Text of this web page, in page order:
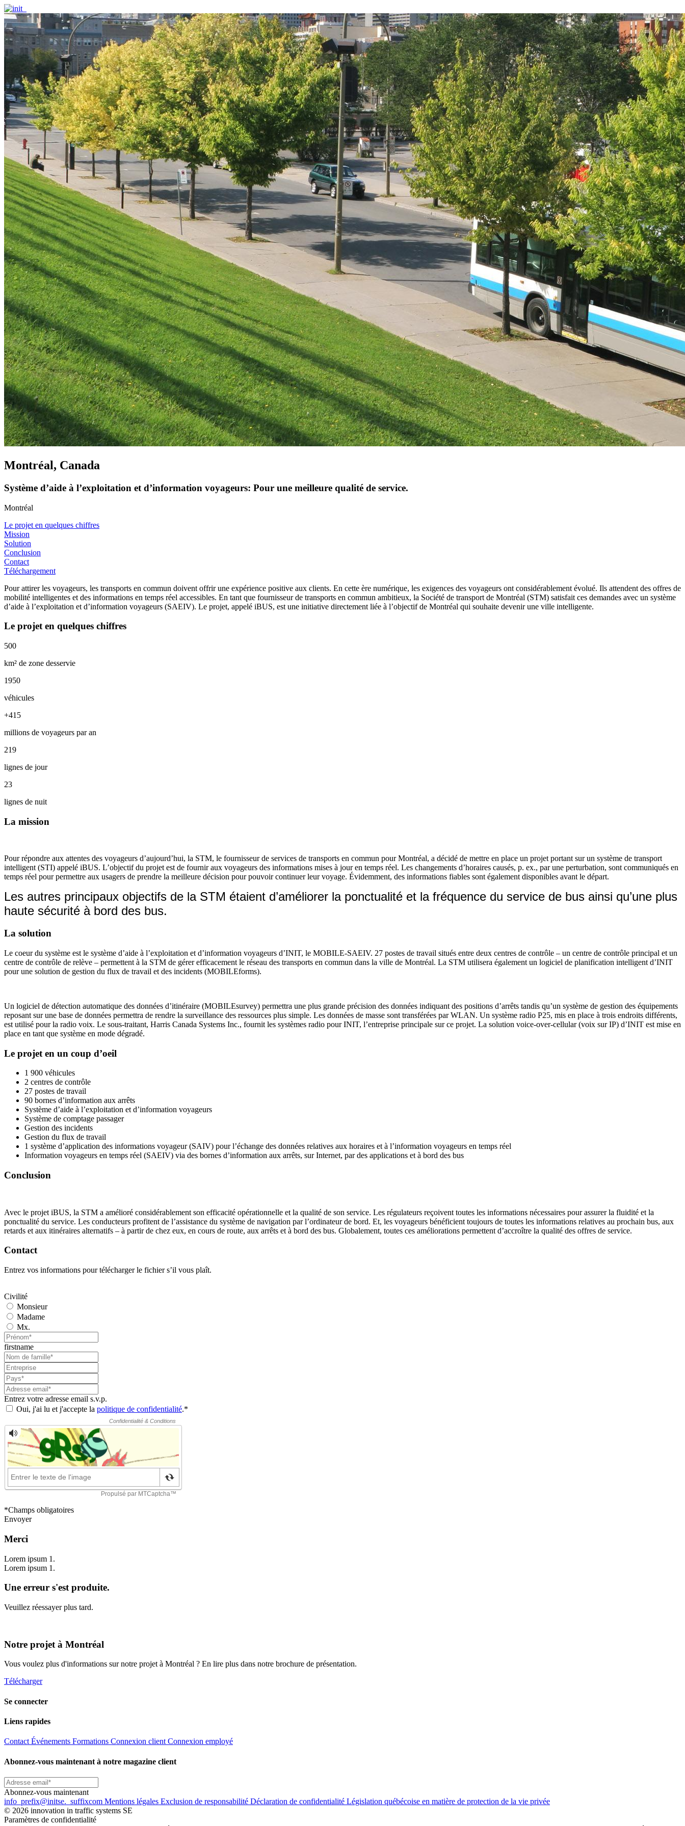
Montréal, Canada
Système d’aide à l’exploitation et d’information voyageurs: Pour une meilleure qualité de service.
Montréal
Le projet en quelques chiffres
Mission
Solution
Conclusion
Contact
Téléchargement
Pour attirer les voyageurs, les transports en commun doivent offrir une expérience positive aux clients. En cette ère numérique, les exigences des voyageurs ont considérablement évolué. Ils attendent des offres de
mobilité intelligentes et des informations en temps réel accessibles. En tant que fournisseur de transports en commun ambitieux, la Société de transport de Montréal (STM) satisfait ces demandes avec un système
d’aide à l’exploitation et d’information voyageurs (SAEIV). Le projet, appelé iBUS, est une initiative directement liée à l’objectif de Montréal qui souhaite devenir une ville intelligente.
Le projet en quelques chiffres
500
km² de zone desservie
1950
véhicules
+415
millions de voyageurs par an
219
lignes de jour
23
lignes de nuit
La mission
Pour répondre aux attentes des voyageurs d’aujourd’hui, la STM, le fournisseur de services de transports en commun pour Montréal, a décidé de mettre en place un projet portant sur un système de transport
intelligent (STI) appelé iBUS. L’objectif du projet est de fournir aux voyageurs des informations mises à jour en temps réel. Les changements d’horaires causés, p. ex., par une perturbation, sont communiqués en
temps réel pour permettre aux usagers de prendre la meilleure décision pour pouvoir continuer leur voyage. Évidemment, des informations fiables sont également disponibles avant le départ.
Les autres principaux objectifs de la STM étaient d’améliorer la ponctualité et la fréquence du service de bus ainsi qu’une plus
haute sécurité à bord des bus.
La solution
Le coeur du système est le système d’aide à l’exploitation et d’information voyageurs d’INIT, le MOBILE-SAEIV. 27 postes de travail situés entre deux centres de contrôle – un centre de contrôle principal et un
centre de contrôle de relève – permettent à la STM de gérer efficacement le réseau des transports en commun dans la ville de Montréal. La STM utilisera également un logiciel de planification intelligent d’INIT
pour une solution de gestion du flux de travail et des incidents (MOBILEforms).
Un logiciel de détection automatique des données d’itinéraire (MOBILEsurvey) permettra une plus grande précision des données indiquant des positions d’arrêts tandis qu’un système de gestion des équipements
reposant sur une base de données permettra de rendre la surveillance des ressources plus simple. Les données de masse sont transférées par WLAN. Un système radio P25, mis en place à trois endroits différents,
est utilisé pour la radio voix. Le sous-traitant, Harris Canada Systems Inc., fournit les systèmes radio pour INIT, l’entreprise principale sur ce projet. La solution voice-over-cellular (voix sur IP) d’INIT est mise en
place en tant que système en mode dégradé.
Le projet en un coup d’oeil
1 900 véhicules
2 centres de contrôle
27 postes de travail
90 bornes d’information aux arrêts
Système d’aide à l’exploitation et d’information voyageurs
Système de comptage passager
Gestion des incidents
Gestion du flux de travail
1 système d’application des informations voyageur (SAIV) pour l’échange des données relatives aux horaires et à l’information voyageurs en temps réel
Information voyageurs en temps réel (SAEIV) via des bornes d’information aux arrêts, sur Internet, par des applications et à bord des bus
Conclusion
Avec le projet iBUS, la STM a amélioré considérablement son efficacité opérationnelle et la qualité de son service. Les régulateurs reçoivent toutes les informations nécessaires pour assurer la fluidité et la
ponctualité du service. Les conducteurs profitent de l’assistance du système de navigation par l’ordinateur de bord. Et, les voyageurs bénéficient toujours de toutes les informations relatives au prochain bus, aux
retards et aux itinéraires alternatifs – à partir de chez eux, en cours de route, aux arrêts et à bord des bus. Globalement, toutes ces améliorations permettent d’accroître la qualité des offres de service.
Contact
Entrez vos informations pour télécharger le fichier s’il vous plaît.
Civilité
Monsieur
Madame
Mx.
firstname
Entrez votre adresse email s.v.p.
Oui, j'ai lu et j'accepte la politique de confidentialité.*
*Champs obligatoires
Envoyer
Merci
Lorem ipsum 1.
Lorem ipsum 1.
Une erreur s'est produite.
Veuillez réessayer plus tard.
Notre projet à Montréal
Vous voulez plus d'informations sur notre projet à Montréal ? En lire plus dans notre brochure de présentation.
Télécharger
Se connecter
Liens rapides
Contact Événements Formations Connexion client Connexion employé
Abonnez-vous maintenant à notre magazine client
Abonnez-vous maintenant
info _prefix@initse. _suffixcom Mentions légales Exclusion de responsabilité Déclaration de confidentialité Législation québécoise en matière de protection de la vie privée
© 2026 innovation in traffic systems SE
Paramètres de confidentialité